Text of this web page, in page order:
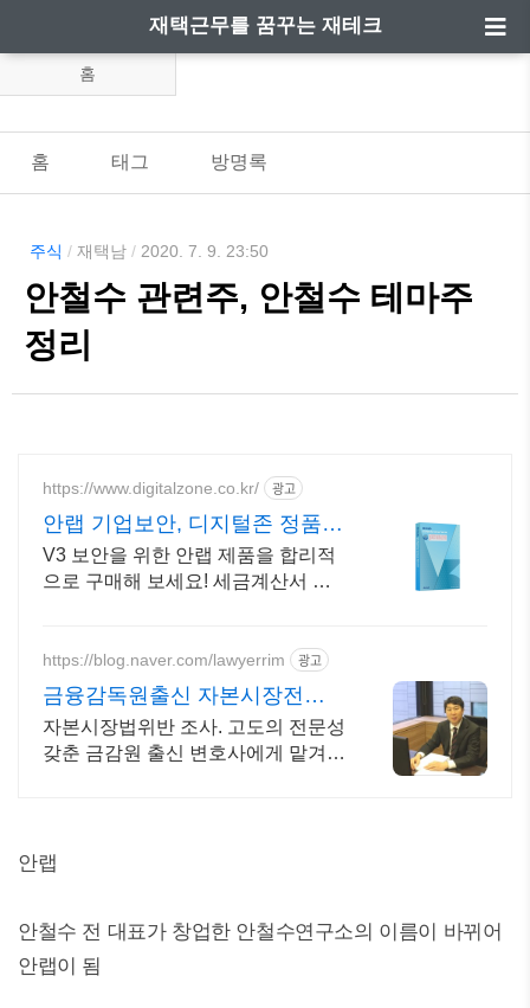
재택근무를 꿈꾸는 재테크
홈
홈 태그 방명록
주식 / 재택남 / 2020. 7. 9. 23:50
안철수 관련주, 안철수 테마주
정리
https://www.digitalzone.co.kr/ 광고
안랩 기업보안, 디지털존 정품판
매점
V3 보안을 위한 안랩 제품을 합리적
으로 구매해 보세요! 세금계산서 발
https://blog.naver.com/lawyerrim 광고
금융감독원출신 자본시장전문
가
자본시장법위반 조사. 고도의 전문성
갖춘 금감원 출신 변호사에게 맡겨야
안랩
안철수 전 대표가 창업한 안철수연구소의 이름이 바뀌어
안랩이 됨